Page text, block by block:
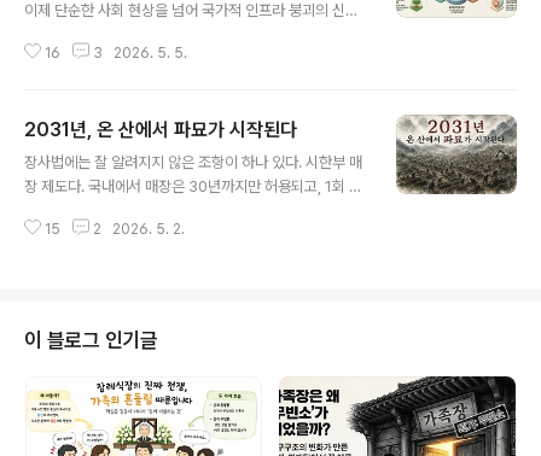
이제 단순한 사회 현상을 넘어 국가적 인프라 붕괴의 신호
에서 중국은 국가 차원의 컨트롤 타워를 가동해 이 거대한
식을 국가적 자원 관리의 차원에서 재정립하는 정책적 브
레인입니다. 101연구소는 중국 민정부(한국의 보건복지부
격) 직속의 유일한 국가급 장례 전문 연구기관으로, 1979
니다. 이곳은 매년 중국 장례 산업의 나침반 역할을 하는
16 3 2026. 5. 5.
2031년, 온 산에서 파묘가 시작된다
장사법에는 잘 알려지지 않은 조항이 하나 있다. 시한부 매
장 제도다. 국내에서 매장은 30년까지만 허용되고, 1회 연
뒤 봉안하는 것이 법이 정한 수순이다.지금 당장은 실감이
보건복지부에 따르면 한시적 매장 제도의 적용 대상이 되
는 묘는 전국에 64만 5000여 기로 파악된다. 이는 합법적
으로 신고된 수치이고, 신고되지 않은 묘나 연고가 끊긴 무
연분묘까지 합치면 훨씬 많다. 2031년부터 그 자리들이
법 앞에 강제로 열린다. 파묘전쟁이라는 표현이 과장이 아
니다. 이 조..
15 2 2026. 5. 2.
이 블로그 인기글